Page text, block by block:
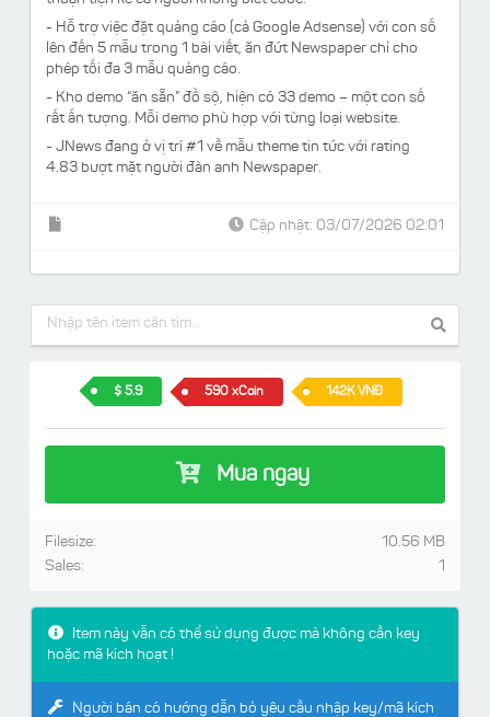
- Hỗ trợ việc đặt quảng cáo (cả Google Adsense) với con số
lên đến 5 mẫu trong 1 bài viết, ăn đứt Newspaper chỉ cho
phép tối đa 3 mẫu quảng cáo.
- Kho demo “ăn sẵn” đồ sộ, hiện có 33 demo – một con số
rất ấn tượng. Mỗi demo phù hợp với từng loại website.
- JNews đang ở vị trí #1 về mẫu theme tin tức với rating
4.83 bượt mặt người đàn anh Newspaper.
Cập nhật: 03/07/2026 02:01
5.9 590 xCoin 142K VNĐ
Mua ngay
10.56 MB
Filesize:
1
Sales:
Item này vẫn có thể sử dụng được mà không cần key
hoặc mã kích hoạt !
Người bán có hướng dẫn bỏ yêu cầu nhập key/mã kích